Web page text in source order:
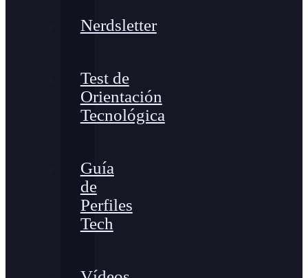
Nerdsletter
Test de
Orientación
Tecnológica
Guía
de
Perfiles
Tech